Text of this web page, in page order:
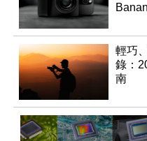
輕巧
錄：
南